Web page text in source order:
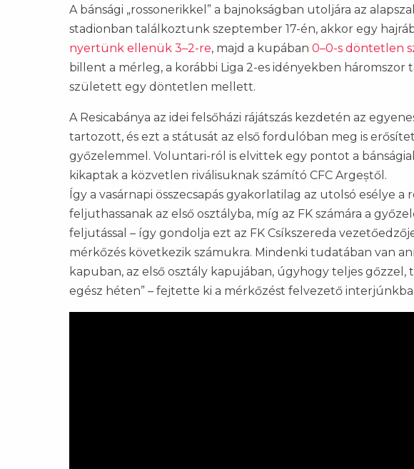
A bánsági „rossonerikkel” a bajnokságban utoljára az
stadionban találkoztunk szeptember 17-én, akkor egy
nyertünk ellenük 3–2-re, majd a kupában 0–0-s döntetlen
billent a mérleg, a korábbi Liga 2-es idényekben
született egy döntetlen mellett.
A Resicabánya az idei felsőházi rájátszás kezdetén az
tartozott, és ezt a státusát az első fordulóban meg is
győzelemmel. Voluntari-ról is elvittek egy pontot a
kikaptak a közvetlen riválisuknak számító CFC Argeștől.
Így a vasárnapi összecsapás gyakorlatilag az utolsó esélye
feljuthassanak az első osztályba, míg az FK számára a
feljutással – így gondolja ezt az FK Csíkszereda
mérkőzés következik számukra. Mindenki tudatában van
kapuban, az első osztály kapujában, úgyhogy teljes
egész héten” – fejtette ki a mérkőzést felvezető